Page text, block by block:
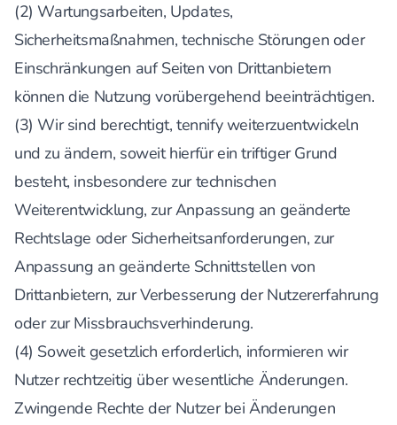
(2) Wartungsarbeiten, Updates,
Sicherheitsmaßnahmen, technische Störungen oder
Einschränkungen auf Seiten von Drittanbietern
können die Nutzung vorübergehend beeinträchtigen.
(3) Wir sind berechtigt, tennify weiterzuentwickeln
und zu ändern, soweit hierfür ein triftiger Grund
besteht, insbesondere zur technischen
Weiterentwicklung, zur Anpassung an geänderte
Rechtslage oder Sicherheitsanforderungen, zur
Anpassung an geänderte Schnittstellen von
Drittanbietern, zur Verbesserung der Nutzererfahrung
oder zur Missbrauchsverhinderung.
(4) Soweit gesetzlich erforderlich, informieren wir
Nutzer rechtzeitig über wesentliche Änderungen.
Zwingende Rechte der Nutzer bei Änderungen